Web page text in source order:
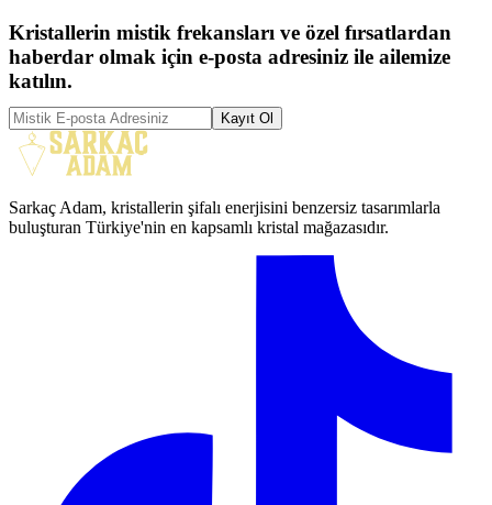
Kristallerin mistik frekansları ve özel fırsatlardan
haberdar olmak için e-posta adresiniz ile ailemize
katılın.
Kayıt Ol
Sarkaç Adam, kristallerin şifalı enerjisini benzersiz tasarımlarla
buluşturan Türkiye'nin en kapsamlı kristal mağazasıdır.